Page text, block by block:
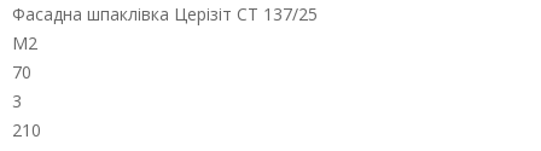
Фасадна шпаклівка Церізіт СТ 137/25
М2
70
3
210